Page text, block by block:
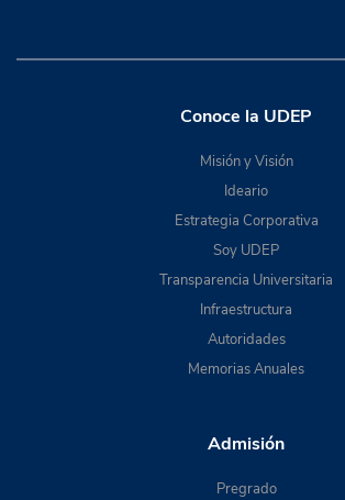
Conoce la UDEP
Misión y Visión
Ideario
Estrategia Corporativa
Soy UDEP
Transparencia Universitaria
Infraestructura
Autoridades
Memorias Anuales
Admisión
Pregrado